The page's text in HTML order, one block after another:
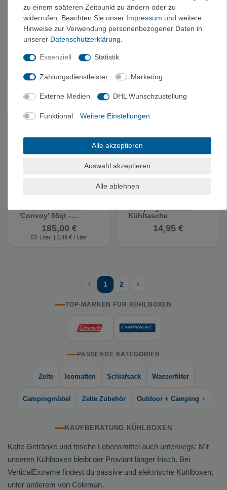
'Convoy' 65qt -
Kühlbox
66 Liter | 3,41 € / Liter
Coleman Kühlbox
'Convoy' 55qt -
185,00 €
53 Liter | 3,49 € / Liter
Campingaz 'Ethnic' -
Kühltasche
14,95 €
1 2
TOP-MARKEN FÜR KÜHLBOXEN
PASSENDE KATEGORIEN
Zelte Isomatten Schlafsack Wasserfilter
Campingmöbel Zelte Zubehör Outdoor + Camping ›
KAUFBERATUNG KÜHLBOXEN
Kalte Getränke und frische Lebensmittel auch unterwegs: Mit
unseren Kühlboxen bleibt der Proviant länger frisch. Bei
VerticalExtreme findest du passive und elektrische Kühlboxen,
unter anderem von Coleman.
zu einem späteren Zeitpunkt zu ändern oder zu
widerrufen. Beachten Sie unser Impressum und weitere
Hinweise zur Verwendung personenbezogener Daten in
unserer Daten­schutz­erklärung.
Essenziell Statistik
Zahlungsdienstleister Marketing
Externe Medien DHL Wunschzustellung
Funktional Weitere Einstellungen
Alle akzeptieren
Auswahl akzeptieren
Alle ablehnen